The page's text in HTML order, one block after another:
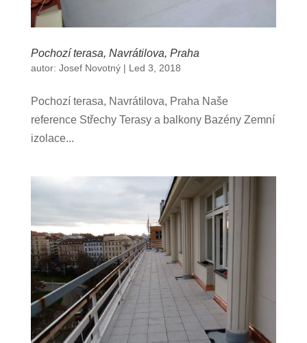
Pochozí terasa, Navrátilova, Praha
autor: Josef Novotný| Led 3, 2018
Pochozí terasa, Navrátilova, Praha Naše
reference Střechy Terasy a balkony Bazény Zemní
izolace...